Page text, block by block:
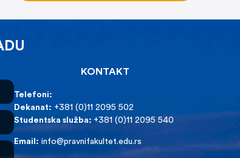
KONTAKT
Telefoni:
Dekanat: +381 (0)11 2095 502
Studentska služba: +381 (0)11 2095 540
Email: info@pravnifakultet.edu.rs